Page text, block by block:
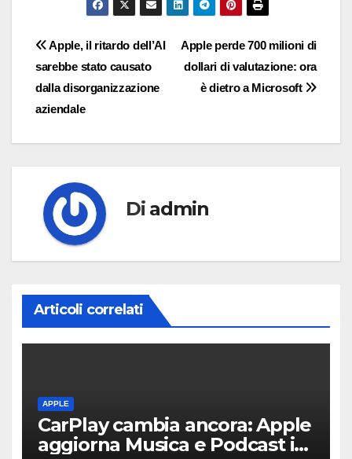
Navigazione
articoli
Apple perde 700 milioni di
dollari di valutazione: ora
è dietro a Microsoft
Apple, il ritardo dell’AI
sarebbe stato causato
dalla disorganizzazione
aziendale
Di admin
Articoli correlati
APPLE
CarPlay cambia ancora: Apple
aggiorna Musica e Podcast in